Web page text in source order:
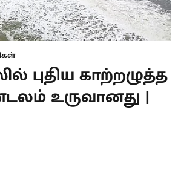
புதிய காற்றழுத்த
உருவானது |